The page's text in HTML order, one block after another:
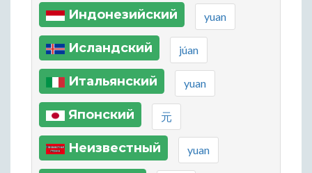
Индонезийский yuan
Исландский júan
Итальянский yuan
Японский 元
Неизвестный yuan